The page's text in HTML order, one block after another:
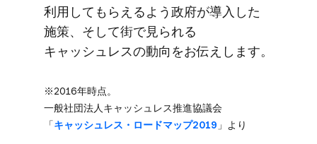
利用して​もらえるよう​政府が​導入した​
施策、​そして​街で​見られる​
キャッシュレスの​動向を​お伝えします。
※2016年時点。​
一般社団法人キャッシュレス推進協議会​
「キャッシュレス・ロードマップ2019 」より